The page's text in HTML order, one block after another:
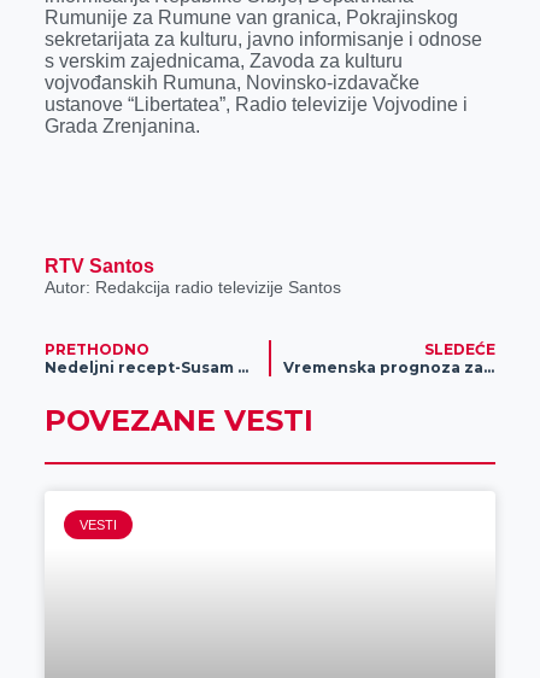
Rumunije za Rumune van granica, Pokrajinskog
sekretarijata za kulturu, javno informisanje i odnose
s verskim zajednicama, Zavoda za kulturu
vojvođanskih Rumuna, Novinsko-izdavačke
ustanove “Libertatea”, Radio televizije Vojvodine i
Grada Zrenjanina.
RTV Santos
Autor: Redakcija radio televizije Santos
PRETHODNO
Nedeljni recept-Susam mekike
SLEDEĆE
Vremenska prognoza za 7. novembar
POVEZANE VESTI
VESTI